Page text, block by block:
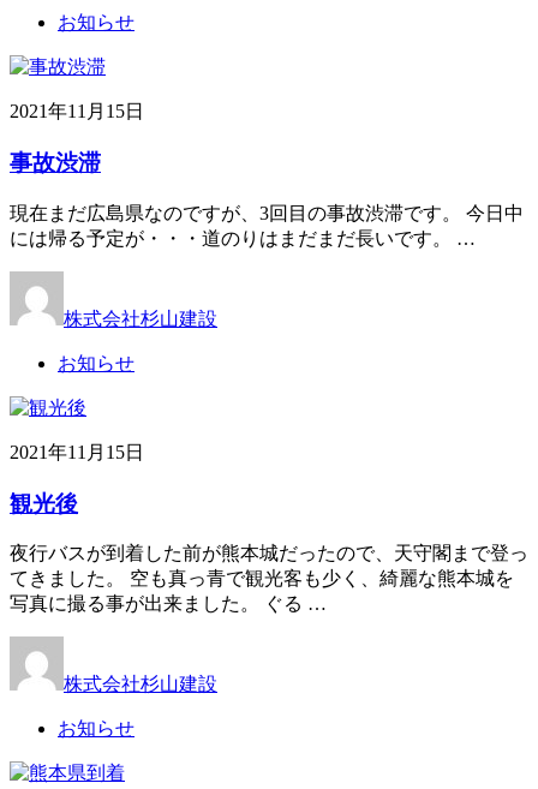
お知らせ
2021年11月15日
事故渋滞
現在まだ広島県なのですが、3回目の事故渋滞です。 今日中
には帰る予定が・・・道のりはまだまだ長いです。 …
株式会社杉山建設
お知らせ
2021年11月15日
観光後
夜行バスが到着した前が熊本城だったので、天守閣まで登っ
てきました。 空も真っ青で観光客も少く、綺麗な熊本城を
写真に撮る事が出来ました。 ぐる …
株式会社杉山建設
お知らせ